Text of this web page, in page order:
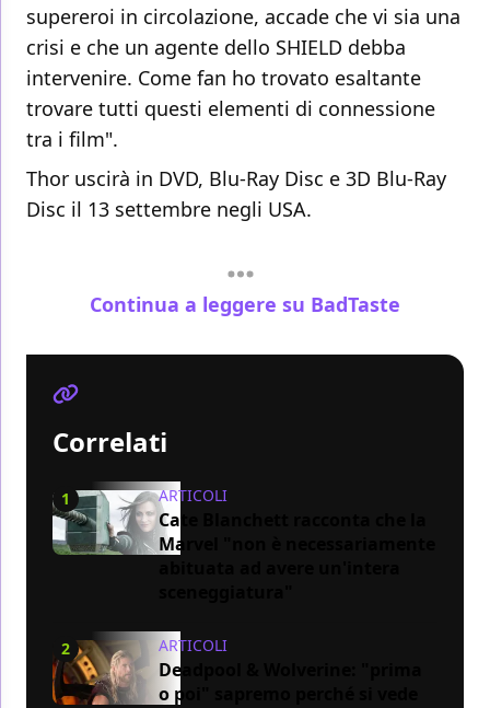
supereroi in circolazione, accade che vi sia una
crisi e che un agente dello SHIELD debba
intervenire. Come fan ho trovato esaltante
trovare tutti questi elementi di connessione
tra i film".
Thor uscirà in DVD, Blu-Ray Disc e 3D Blu-Ray
Disc il 13 settembre negli USA.
Continua a leggere su BadTaste
Correlati
1 ARTICOLI
Cate Blanchett racconta che la
Marvel "non è necessariamente
2 ARTICOLI
Deadpool & Wolverine: "prima
o poi" sapremo perché si vede